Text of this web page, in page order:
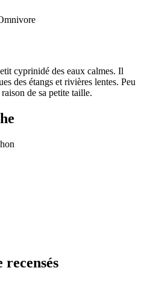
cyprinidé des eaux calmes. Il
des étangs et rivières lentes. Peu
de sa petite taille.
recensés